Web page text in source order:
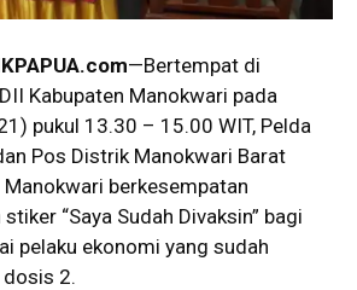
—Bertempat di
Kabupaten Manokwari pada
pukul 13.30 – 15.00 WIT, Pelda
Pos Distrik Manokwari Barat
berkesempatan
“Saya Sudah Divaksin” bagi
pelaku ekonomi yang sudah
dosis 2.